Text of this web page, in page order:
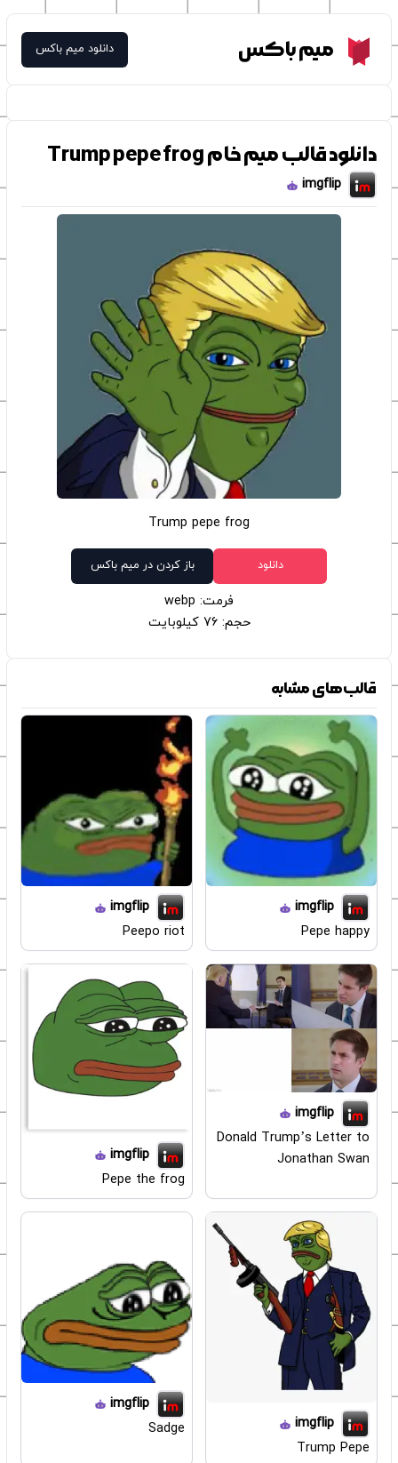
Meme Boxمیم باکس دانلود میم باکس
دانلود قالب میم خام Trump pepe frog
imgflip
Trump pepe frog
دانلود باز کردن در میم باکس
فرمت: webp
حجم: 76 کیلوبایت
قالب‌های مشابه
imgflip
Pepe happy
imgflip
Peepo riot
imgflip
Donald Trump’s Letter to
Jonathan Swan
imgflip
Pepe the frog
imgflip
Trump Pepe
imgflip
Sadge